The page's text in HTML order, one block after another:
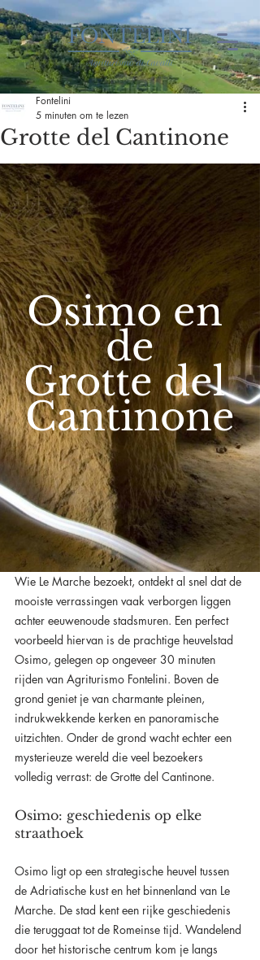
Grotte del Cantinone
Fontelini
5 minuten om te lezen
Osimo en
de
Grotte del
Cantinone
Wie Le Marche bezoekt, ontdekt al snel dat de
mooiste verrassingen vaak verborgen liggen
achter eeuwenoude stadsmuren. Een perfect
voorbeeld hiervan is de prachtige heuvelstad
Osimo, gelegen op ongeveer 30 minuten
rijden van Agriturismo Fontelini. Boven de
grond geniet je van charmante pleinen,
indrukwekkende kerken en panoramische
uitzichten. Onder de grond wacht echter een
mysterieuze wereld die veel bezoekers
volledig verrast: de Grotte del Cantinone.
Osimo: geschiedenis op elke
straathoek
Osimo ligt op een strategische heuvel tussen
de Adriatische kust en het binnenland van Le
Marche. De stad kent een rijke geschiedenis
die teruggaat tot de Romeinse tijd. Wandelend
door het historische centrum kom je langs